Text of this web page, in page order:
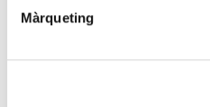
Màrqueting